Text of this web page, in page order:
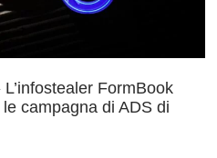
L’infostealer FormBook
campagna di ADS di